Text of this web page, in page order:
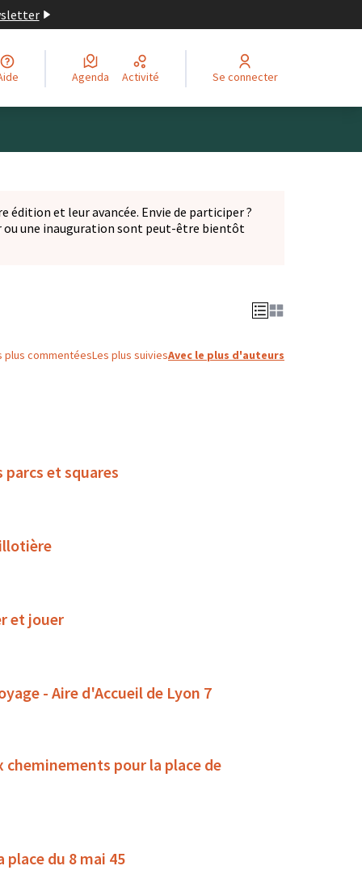
Aide Agenda Activité Se connecter
édition et leur avancée. Envie de participer ?
ou une inauguration sont peut-être bientôt
plus commentéesLes plus suiviesAvec le plus d'auteurs
et squares
et jouer
- Aire d'Accueil de Lyon 7
pour la place de
place du 8 mai 45